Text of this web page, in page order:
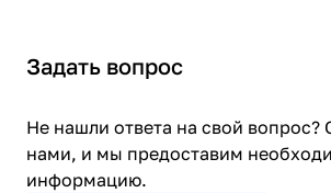
Задать вопрос
Не нашли ответа на свой вопрос?
нами, и мы предоставим
информацию.